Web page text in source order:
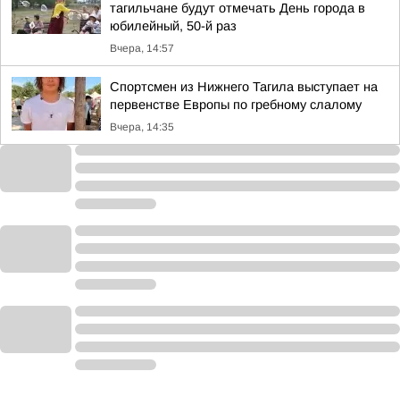
тагильчане будут отмечать День города в
юбилейный, 50-й раз
Вчера, 14:57
Спортсмен из Нижнего Тагила выступает на
первенстве Европы по гребному слалому
Вчера, 14:35